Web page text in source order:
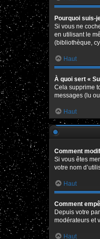
Pourquoi suis-
Si vous ne
en utilisant le
(bibliothèque,
Haut
À quoi sert «
Cela supprime
messages (lu
Haut
Comment
Si vous êtes
votre nom
Haut
Comment
Depuis votre
modérateurs et
Haut